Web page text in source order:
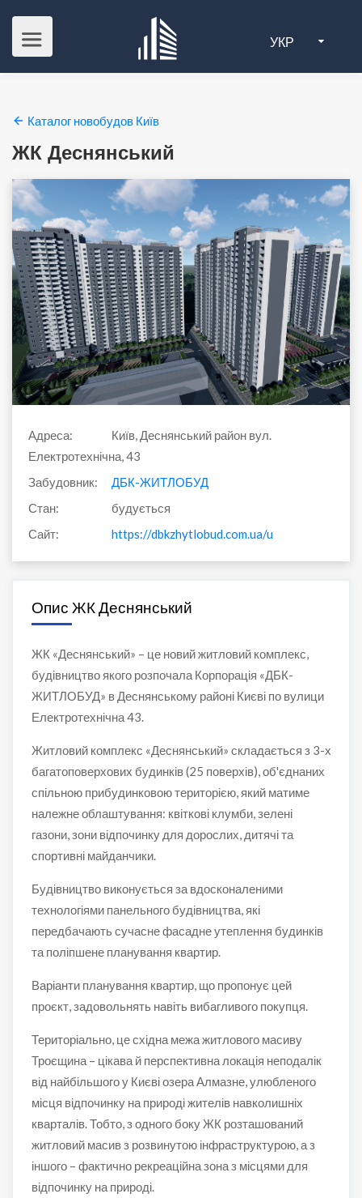
УКР
Каталог новобудов Київ
ЖК Деснянський
Адреса:
Київ, Деснянський район вул.
Електротехнічна, 43
Забудовник:
ДБК-ЖИТЛОБУД
Стан:
будується
Сайт:
https://dbkzhytlobud.com.ua/ua/object/20
Опис ЖК Деснянський
ЖК «Деснянський» – це новий житловий комплекс,
будівництво якого розпочала Корпорація «ДБК-
ЖИТЛОБУД» в Деснянському районі Києві по вулици
Електротехнічна 43.
Житловий комплекс «Деснянський» складається з 3-х
багатоповерхових будинків (25 поверхів), об'єднаних
спільною прибудинковою територією, який матиме
належне облаштування: квіткові клумби, зелені
газони, зони відпочинку для дорослих, дитячі та
спортивні майданчики.
Будівництво виконується за вдосконаленими
технологіями панельного будівництва, які
передбачають сучасне фасадне утеплення будинків
та поліпшене планування квартир.
Варіанти планування квартир, що пропонує цей
проєкт, задовольнять навіть вибагливого покупця.
Територіально, це східна межа житлового масиву
Троєщина – цікава й перспективна локація неподалік
від найбільшого у Києві озера Алмазне, улюбленого
місця відпочинку на природі жителів навколишніх
кварталів. Тобто, з одного боку ЖК розташований
житловий масив з розвинутою інфраструктурою, а з
іншого – фактично рекреаційна зона з місцями для
відпочинку на природі.